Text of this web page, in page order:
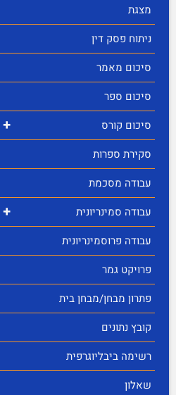
מצגת
ניתוח פסק דין
סיכום מאמר
סיכום ספר
+
סיכום קורס
סקירת ספרות
עבודה מסכמת
+
עבודה סמינריונית
עבודה פרוסמינריונית
פרויקט גמר
פתרון מבחן/מבחן בית
קובץ נתונים
רשימה ביבליוגרפית
שאלון